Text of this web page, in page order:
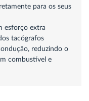
para os seus
esforço extra
tacógrafos
reduzindo o
combustível e